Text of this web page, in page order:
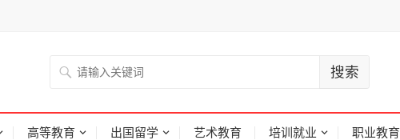
高等教育 出国留学 艺术教育 培训就业 职业教育